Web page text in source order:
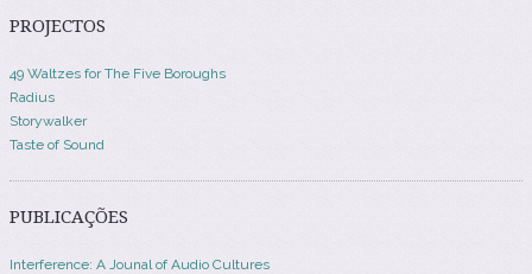
PROJECTOS
49 Waltzes for The Five Boroughs
Radius
Storywalker
Taste of Sound
PUBLICAÇÕES
Interference: A Jounal of Audio Cultures